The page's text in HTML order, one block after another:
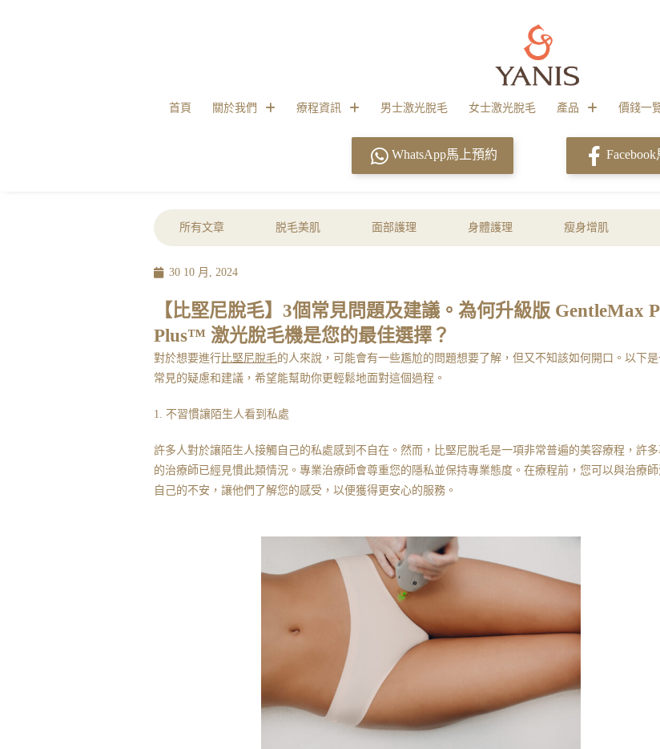
首頁 關於我們 療程資訊 男士激光脫毛 女士激光脫毛 產品 價錢一
WhatsApp馬上預約
所有文章 脱毛美肌 面部護理 身體護理 瘦身增肌
30 10 月, 2024
【比堅尼脫毛】3個常見問題及建議。為何升級版 GentleMax
Plus™️ 激光脫毛機是您的最佳選擇？
對於想要進行 比堅尼脫毛的人來說，可能會有一些尷尬的問題想要了解，但又不知該如何開口。以下
常見的疑慮和建議，希望能幫助你更輕鬆地面對這個過程。
1. 不習慣讓陌生人看到私處
許多人對於讓陌生人接觸自己的私處感到不自在。然而，比堅尼脫毛是一項非常普遍的美容療程，許多
的治療師已經見慣此類情況。專業治療師會尊重您的隱私並保持專業態度。在療程前，您可以與治療師
自己的不安，讓他們了解您的感受，以便獲得更安心的服務。